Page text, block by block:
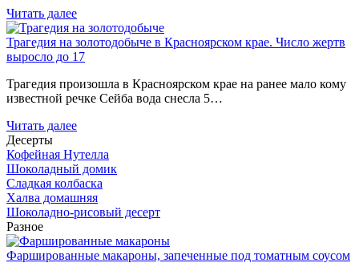
Читать далее
Трагедия на золотодобыче в Красноярском крае. Число жертв
выросло до 17
Трагедия произошла в Красноярском крае на ранее мало кому
известной речке Сейба вода снесла 5…
Читать далее
Десерты
Кофейная Нутелла
Шоколадный домик
Сладкая колбаска
Халва домашняя
Шоколадно-рисовый десерт
Разное
Фаршированные макароны, запеченные под томатным соусом